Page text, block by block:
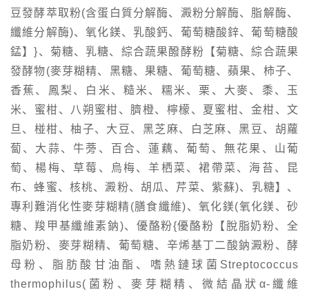
豆發酵萃取粉(含蛋白質分解酶、澱粉分解酶、脂解酶、
纖維分解酶)、氧化鎂、乳酸鈣、葡萄糖酸鋅、葡萄糖酸
錳】}、菊糖、乳糖、綜合蔬果醱酵粉【菊糖、綜合蔬果
發酵物(麥芽糊精、黑糖、果糖、葡萄糖、蘋果、柿子、
香蕉、鳳梨、白米、糙米、糯米、栗、大麥、黍、玉
米、蜜柑、八朔蜜柑、臍橙、檸檬、夏蜜柑、金柑、文
旦、椪柑、柚子、大豆、黑芝麻、白芝麻、黑豆、胡蘿
蔔、大蒜、牛蒡、百合、蓮藕、葡萄、無花果、山葡
萄、楊梅、草莓、烏梅、羊栖菜、裙帶菜、海苔、昆
布、蜂蜜、核桃、澱粉、胡瓜、芹菜、紫蘇)、乳糖】、
專利難消化性麥芽糊精(膳食纖維)、氧化鎂(氧化鎂、砂
糖、羧甲基纖維素鈉)、優酪粉{優酪粉【脫脂奶粉、全
脂奶粉、麥芽糊精、葡萄糖、辛烯基丁二酸鈉澱粉、酵
母粉、脂肪酸甘油酯、嗜熱鏈球菌Streptococcus
thermophilus(菌粉、麥芽糊精、微結晶狀α-纖維